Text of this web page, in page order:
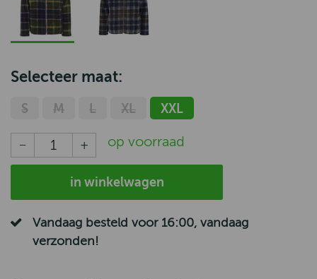
Selecteer maat:
S M L XL XXL
op voorraad
in winkelwagen
Vandaag besteld voor 16:00, vandaag
verzonden!